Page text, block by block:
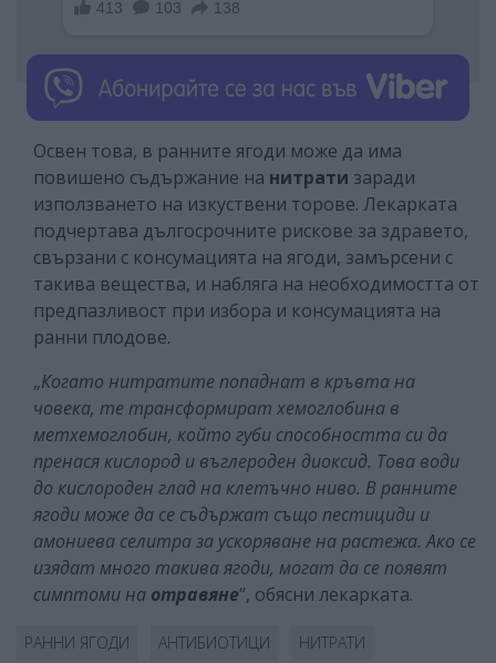
Освен това, в ранните ягоди може да има
повишено съдържание на нитрати заради
използването на изкуствени торове. Лекарката
подчертава дългосрочните рискове за здравето,
свързани с консумацията на ягоди, замърсени с
такива вещества, и набляга на необходимостта от
предпазливост при избора и консумацията на
ранни плодове.
„Когато нитратите попаднат в кръвта на
човека, те трансформират хемоглобина в
метхемоглобин, който губи способността си да
пренася кислород и въглероден диоксид. Това води
до кислороден глад на клетъчно ниво. В ранните
ягоди може да се съдържат също пестициди и
амониева селитра за ускоряване на растежа. Ако се
изядат много такива ягоди, могат да се появят
симптоми на отравяне“, обясни лекарката.
РАННИ ЯГОДИ АНТИБИОТИЦИ НИТРАТИ